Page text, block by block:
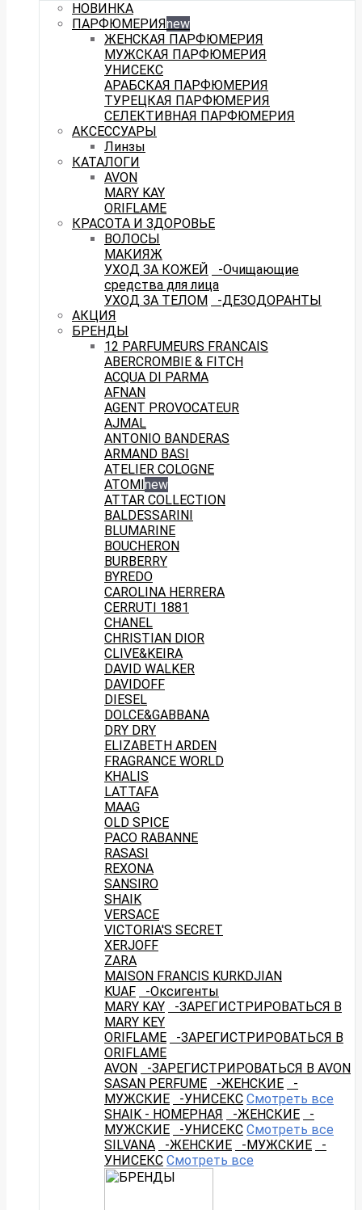
НОВИНКА
ПАРФЮМЕРИЯnew
ЖЕНСКАЯ ПАРФЮМЕРИЯ
МУЖСКАЯ ПАРФЮМЕРИЯ
УНИСЕКС
АРАБСКАЯ ПАРФЮМЕРИЯ
ТУРЕЦКАЯ ПАРФЮМЕРИЯ
СЕЛЕКТИВНАЯ ПАРФЮМЕРИЯ
АКСЕССУАРЫ
Линзы
КАТАЛОГИ
AVON
MARY KAY
ORIFLAME
КРАСОТА И ЗДОРОВЬЕ
ВОЛОСЫ
МАКИЯЖ
УХОД ЗА КОЖЕЙ
-Очищающие
средства для лица
УХОД ЗА ТЕЛОМ
-ДЕЗОДОРАНТЫ
АКЦИЯ
БРЕНДЫ
12 PARFUMEURS FRANCAIS
ABERCROMBIE & FITCH
ACQUA DI PARMA
AFNAN
AGENT PROVOCATEUR
AJMAL
ANTONIO BANDERAS
ARMAND BASI
ATELIER COLOGNE
ATOMI new
ATTAR COLLECTION
BALDESSARINI
BLUMARINE
BOUCHERON
BURBERRY
BYREDO
CAROLINA HERRERA
CERRUTI 1881
CHANEL
CHRISTIAN DIOR
CLIVE&KEIRA
DAVID WALKER
DAVIDOFF
DIESEL
DOLCE&GABBANA
DRY DRY
ELIZABETH ARDEN
FRAGRANCE WORLD
KHALIS
LATTAFA
MAAG
OLD SPICE
PACO RABANNE
RASASI
REXONA
SANSIRO
SHAIK
VERSACE
VICTORIA'S SECRET
XERJOFF
ZARA
MAISON FRANCIS KURKDJIAN
KUAF
-Оксигенты
MARY KAY
-ЗАРЕГИСТРИРОВАТЬСЯ В
MARY KEY
ORIFLAME
-ЗАРЕГИСТРИРОВАТЬСЯ В
ORIFLAME
AVON
-ЗАРЕГИСТРИРОВАТЬСЯ В AVON
SASAN PERFUME
-ЖЕНСКИЕ
-
МУЖСКИЕ
-УНИСЕКС Смотреть все
SHAIK - НОМЕРНАЯ
-ЖЕНСКИЕ
-
МУЖСКИЕ
-УНИСЕКС Смотреть все
SILVANA
-ЖЕНСКИЕ -МУЖСКИЕ
-
УНИСЕКС Смотреть все